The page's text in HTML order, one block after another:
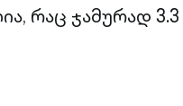
რაც ჯამურად